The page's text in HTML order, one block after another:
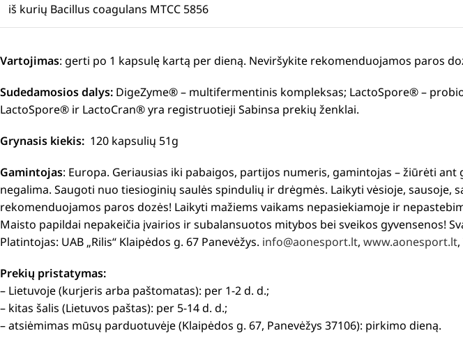
iš kurių Bacillus coagulans MTCC 5856
Vartojimas: gerti po 1 kapsulę kartą per dieną. Neviršykite rekomenduojamos paros
Sudedamosios dalys: DigeZyme® – multifermentinis kompleksas; LactoSpore® –
LactoSpore® ir LactoCran® yra registruotieji Sabinsa prekių ženklai.
Grynasis kiekis: 120 kapsulių 51g
Gamintojas: Europa. Geriausias iki pabaigos, partijos numeris, gamintojas – žiūrėti
negalima. Saugoti nuo tiesioginių saulės spindulių ir drėgmės. Laikyti vėsioje, sausoje,
rekomenduojamos paros dozės! Laikyti mažiems vaikams nepasiekiamoje ir
Maisto papildai nepakeičia įvairios ir subalansuotos mitybos bei sveikos gyvensenos!
Platintojas: UAB „Rilis“ Klaipėdos g. 67 Panevėžys. info@aonesport.lt, www.aonesport.lt,
Prekių pristatymas:
– Lietuvoje (kurjeris arba paštomatas): per 1-2 d. d.;
– kitas šalis (Lietuvos paštas): per 5-14 d. d.;
– atsiėmimas mūsų parduotuvėje (Klaipėdos g. 67, Panevėžys 37106): pirkimo dieną.